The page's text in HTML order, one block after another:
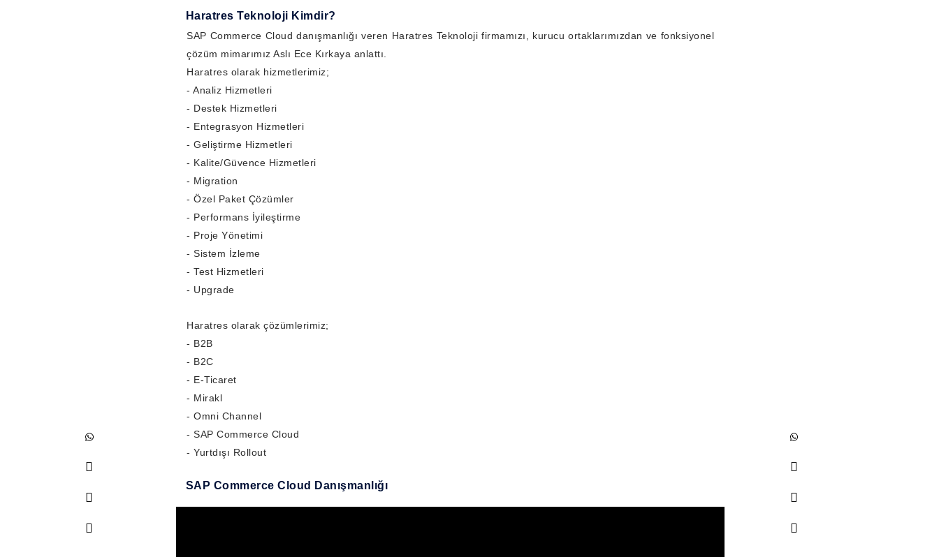
Haratres Teknoloji Kimdir?
SAP Commerce Cloud danışmanlığı veren Haratres Teknoloji firmamızı, kurucu ortaklarımızdan ve fonksiyonel
çözüm mimarımız Aslı Ece Kırkaya anlattı.
Haratres olarak hizmetlerimiz;
- Analiz Hizmetleri
- Destek Hizmetleri
- Entegrasyon Hizmetleri
- Geliştirme Hizmetleri
- Kalite/Güvence Hizmetleri
- Migration
- Özel Paket Çözümler
- Performans İyileştirme
- Proje Yönetimi
- Sistem İzleme
- Test Hizmetleri
- Upgrade
Haratres olarak çözümlerimiz;
- B2B
- B2C
- E-Ticaret
- Mirakl
- Omni Channel
- SAP Commerce Cloud
- Yurtdışı Rollout
SAP Commerce Cloud Danışmanlığı